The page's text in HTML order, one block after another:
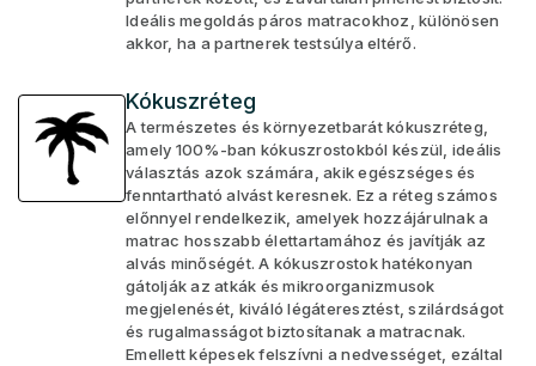
Ideális megoldás páros matracokhoz, különösen
akkor, ha a partnerek testsúlya eltérő.
Kókuszréteg
A természetes és környezetbarát kókuszréteg,
amely 100%-ban kókuszrostokból készül, ideális
választás azok számára, akik egészséges és
fenntartható alvást keresnek. Ez a réteg számos
előnnyel rendelkezik, amelyek hozzájárulnak a
matrac hosszabb élettartamához és javítják az
alvás minőségét. A kókuszrostok hatékonyan
gátolják az atkák és mikroorganizmusok
megjelenését, kiváló légáteresztést, szilárdságot
és rugalmasságot biztosítanak a matracnak.
Emellett képesek felszívni a nedvességet, ezáltal